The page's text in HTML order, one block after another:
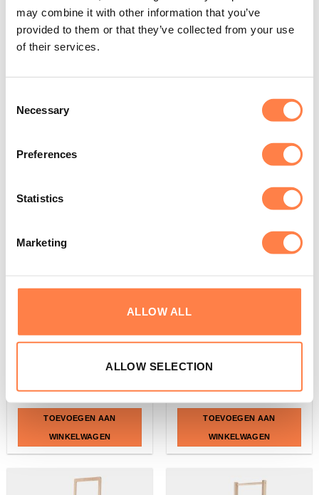
may combine it with other information that you’ve
provided to them or that they’ve collected from your use
of their services.
Selection
Necessary
Preferences
Statistics
Marketing
ALLOW ALL
ALLOW SELECTION
en vertrouwen. Zowel in de studio én daarbuiten.
Andere suggesties…
Combo Chair III – Align-
TOEVOEGEN AAN
WINKELWAGEN
Wunda en Combo Chair
TOEVOEGEN AAN
WINKELWAGEN